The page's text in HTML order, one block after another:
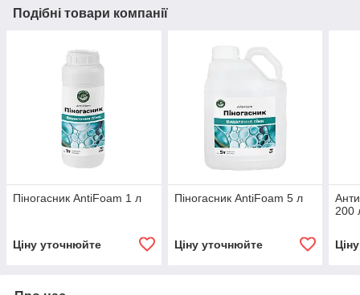
Подібні товари компанії
Піногасник AntiFoam 1 л
Ціну уточнюйте
Піногасник AntiFoam 5 л
Ціну уточнюйте
200